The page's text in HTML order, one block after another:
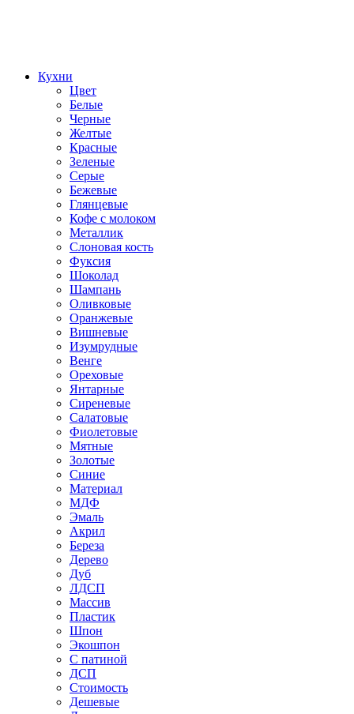
Кухни
Цвет
Белые
Черные
Желтые
Красные
Зеленые
Серые
Бежевые
Глянцевые
Кофе с молоком
Металлик
Слоновая кость
Фуксия
Шоколад
Шампань
Оливковые
Оранжевые
Вишневые
Изумрудные
Венге
Ореховые
Янтарные
Сиреневые
Салатовые
Фиолетовые
Мятные
Золотые
Синие
Материал
МДФ
Эмаль
Акрил
Береза
Дерево
Дуб
ЛДСП
Массив
Пластик
Шпон
Экошпон
С патиной
ДСП
Стоимость
Дешевые